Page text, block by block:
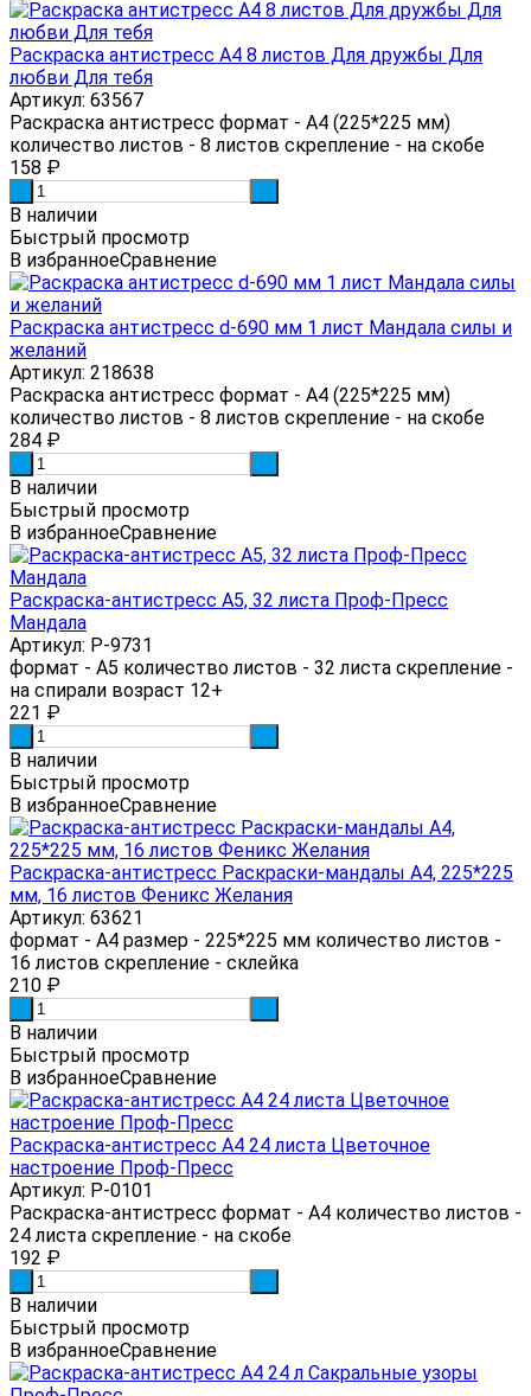
Раскраска антистресс А4 8 листов Для дружбы Для
любви Для тебя
Артикул: 63567
Раскраска антистресс формат - А4 (225*225 мм)
количество листов - 8 листов скрепление - на скобе
158 ₽
В наличии
Быстрый просмотр
В избранноеСравнение
Раскраска антистресс d-690 мм 1 лист Мандала силы и
желаний
Артикул: 218638
Раскраска антистресс формат - А4 (225*225 мм)
количество листов - 8 листов скрепление - на скобе
284 ₽
В наличии
Быстрый просмотр
В избранноеСравнение
Раскраска-антистресс А5, 32 листа Проф-Пресс
Мандала
Артикул: Р-9731
формат - А5 количество листов - 32 листа скрепление -
на спирали возраст 12+
221 ₽
В наличии
Быстрый просмотр
В избранноеСравнение
Раскраска-антистресс Раскраски-мандалы А4, 225*225
мм, 16 листов Феникс Желания
Артикул: 63621
формат - А4 размер - 225*225 мм количество листов -
16 листов скрепление - склейка
210 ₽
В наличии
Быстрый просмотр
В избранноеСравнение
Раскраска-антистресс А4 24 листа Цветочное
настроение Проф-Пресс
Артикул: Р-0101
Раскраска-антистресс формат - А4 количество листов -
24 листа скрепление - на скобе
192 ₽
В наличии
Быстрый просмотр
В избранноеСравнение